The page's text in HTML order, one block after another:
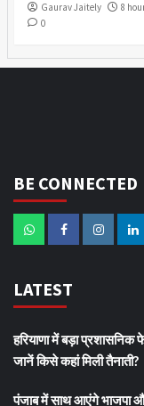
Gaurav Jaitely
8
0
BE CONNECTED
LATEST
हरियाणा में बड़ा
जानें किसे कहां मिली तैनाती?
पंजाब में साथ आएंगे भाजपा